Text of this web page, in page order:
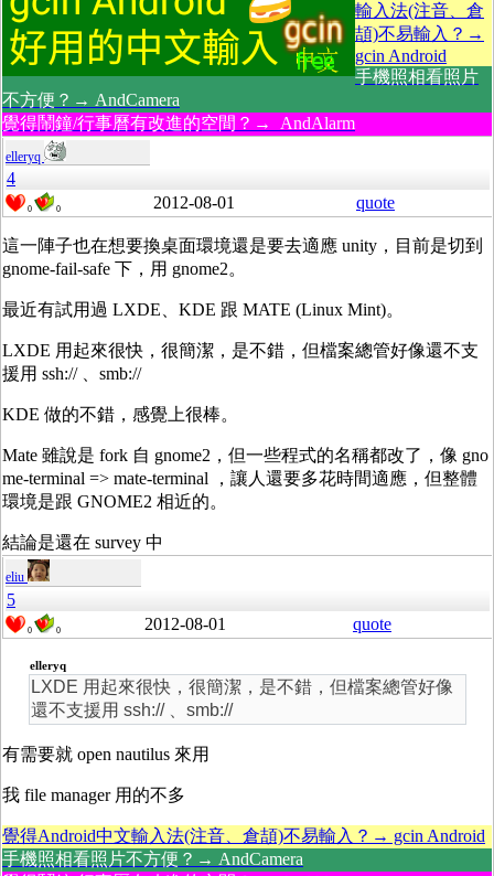
輸入法(注音、倉
頡)不易輸入？→
gcin Android
手機照相看照片
不方便？→ AndCamera
覺得鬧鐘/行事曆有改進的空間？→ AndAlarm
elleryq
4
0 0 2012-08-01 quote
這一陣子也在想要換桌面環境還是要去適應 unity，目前是切到
gnome-fail-safe 下，用 gnome2。
最近有試用過 LXDE、KDE 跟 MATE (Linux Mint)。
LXDE 用起來很快，很簡潔，是不錯，但檔案總管好像還不支
援用 ssh:// 、smb://
KDE 做的不錯，感覺上很棒。
Mate 雖說是 fork 自 gnome2，但一些程式的名稱都改了，像 gno
me-terminal => mate-terminal ，讓人還要多花時間適應，但整體
環境是跟 GNOME2 相近的。
結論是還在 survey 中
eliu
5
0 0 2012-08-01 quote
elleryq
LXDE 用起來很快，很簡潔，是不錯，但檔案總管好像
還不支援用 ssh:// 、smb://
有需要就 open nautilus 來用
我 file manager 用的不多
覺得Android中文輸入法(注音、倉頡)不易輸入？→ gcin Android
手機照相看照片不方便？→ AndCamera